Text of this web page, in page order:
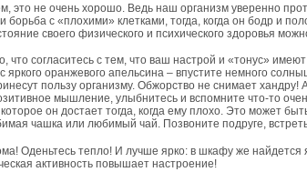
это не очень хорошо. Ведь наш организм уверенно
борьба с «плохими» клетками, тогда, когда он бодр и
своего физического и психического здоровья
что согласитесь с тем, что ваш настрой и «тонус»
яркого оранжевого апельсина – впустите немного
пользу организму. Обжорство не снимает
мышление, улыбнитесь и вспомните что-то
которое он достает тогда, когда ему плохо. Это может
чашка или любимый чай. Позвоните подруге,
Оденьтесь тепло! И лучше ярко: в шкафу же
активность повышает настроение!